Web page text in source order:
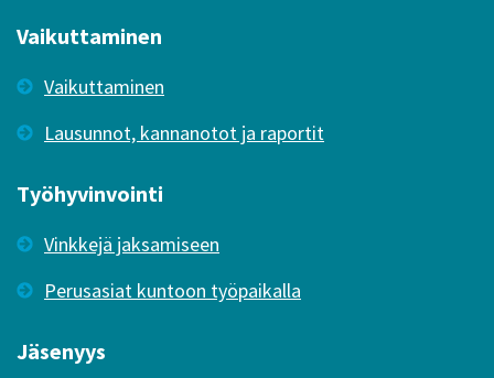
Vaikuttaminen
Vaikuttaminen
Lausunnot, kannanotot ja raportit
Työhyvinvointi
Vinkkejä jaksamiseen
Perusasiat kuntoon työpaikalla
Jäsenyys